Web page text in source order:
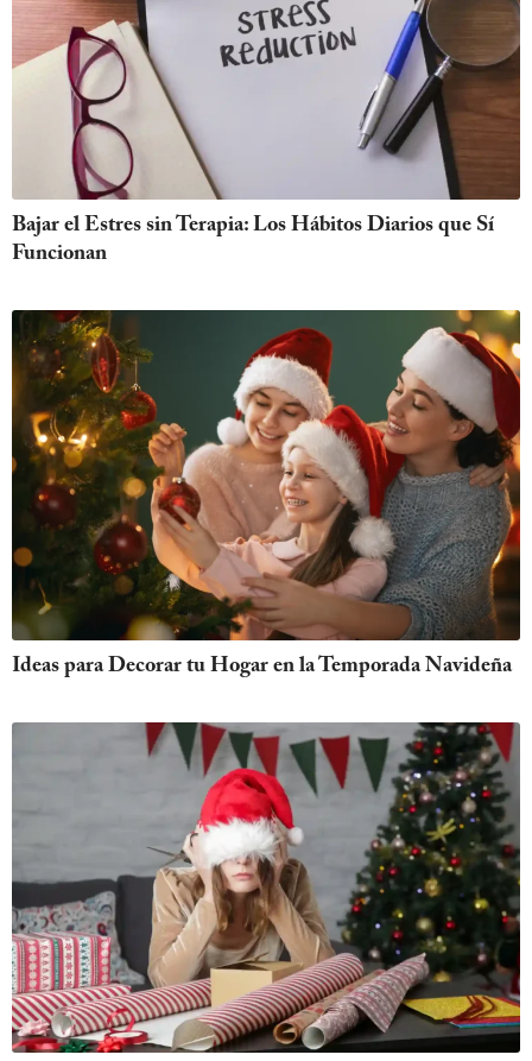
Bajar el Estres sin Terapia: Los Hábitos Diarios que Sí
Funcionan
Ideas para Decorar tu Hogar en la Temporada Navideña